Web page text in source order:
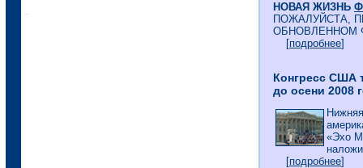
НОВАЯ ЖИЗНЬ
ПОЖАЛУЙСТА,
ОБНОВЛЕННОМ
[подробнее]
Конгресс США
до осени 2008
«Эхо
[подробнее]